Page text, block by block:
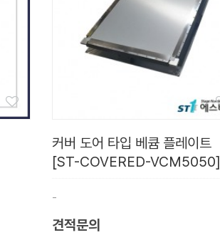
커버 도어 타입 베큠 플레이트
[ST-COVERED-VCM5050]
-
견적문의